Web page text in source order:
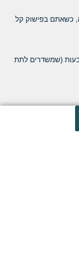
כשאתם בפישוק קל
(שמשדרים לתת